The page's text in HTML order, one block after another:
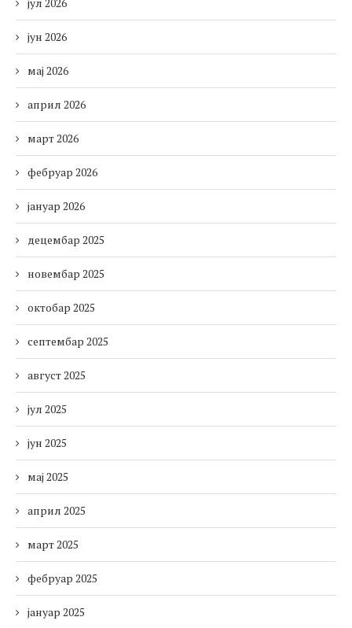
јул 2026
јун 2026
мај 2026
април 2026
март 2026
фебруар 2026
јануар 2026
децембар 2025
новембар 2025
октобар 2025
септембар 2025
август 2025
јул 2025
јун 2025
мај 2025
април 2025
март 2025
фебруар 2025
јануар 2025